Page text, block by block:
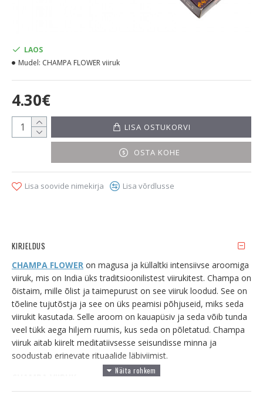
4.30€
LAOS
Mudel: CHAMPA FLOWER viiruk
LISA OSTUKORVI
OSTA KOHE
Lisa soovide nimekirja Lisa võrdlusse
KIRJELDUS
CHAMPA FLOWER on magusa ja küllaltki intensiivse aroomiga
viiruk, mis on India üks traditsioonilistest viirukitest. Champa on
õistaim, mille õlist ja taimepurust on see viiruk loodud. See on
tõeline tujutõstja ja see on üks peamisi põhjuseid, miks seda
viirukit kasutada. Selle aroom on kauapüsiv ja seda võib tunda
veel tükk aega hiljem ruumis, kus seda on põletatud. Champa
viiruk aitab kiirelt meditatiivsesse seisundisse minna ja
soodustab erinevate rituaalide läbiviimist.